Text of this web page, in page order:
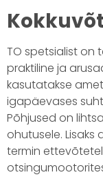
TO spetsialist on
praktiline ja
kasutatakse
igapäevases
Põhjused on
ohutusele.
termin